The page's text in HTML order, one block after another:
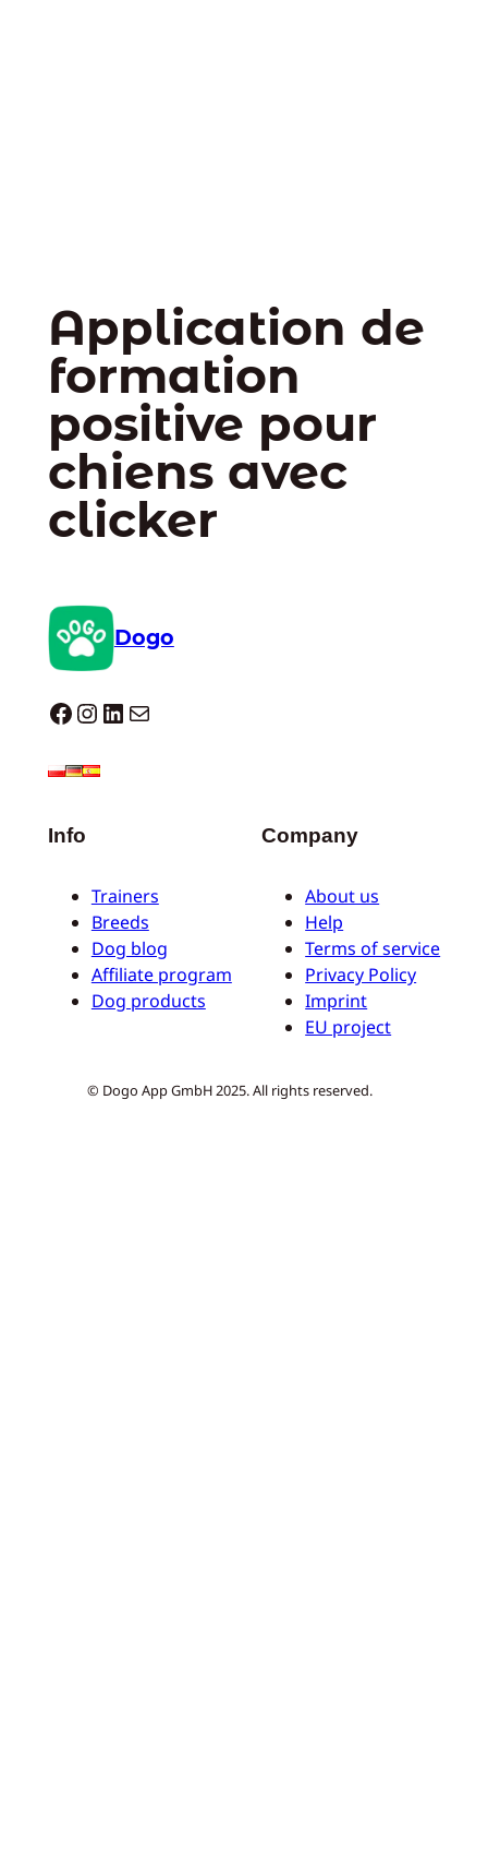
Application de
formation
positive pour
chiens avec
clicker
Dogo
Dogo facebook InstagramLinkedIn E-mail
Info
Trainers
Breeds
Dog blog
Affiliate program
Dog products
Company
About us
Help
Terms of service
Privacy Policy
Imprint
EU project
© Dogo App GmbH 2025. All rights reserved.